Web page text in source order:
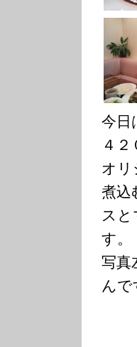
今日
４２
オリ
煮込
スと
す。
写真
んで